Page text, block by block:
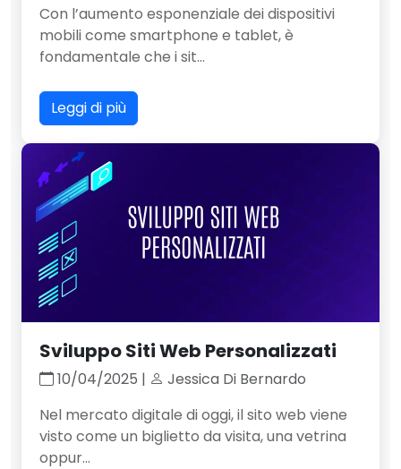
Con l’aumento esponenziale dei dispositivi
mobili come smartphone e tablet, è
fondamentale che i sit...
Leggi di più
Sviluppo Siti Web Personalizzati
10/04/2025 |
Jessica Di Bernardo
Nel mercato digitale di oggi, il sito web viene
visto come un biglietto da visita, una vetrina
oppur...